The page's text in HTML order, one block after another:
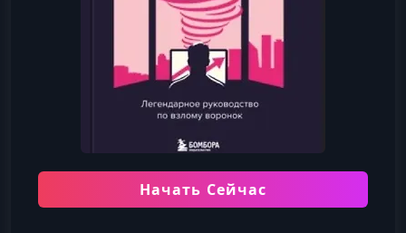
Начать Сейчас